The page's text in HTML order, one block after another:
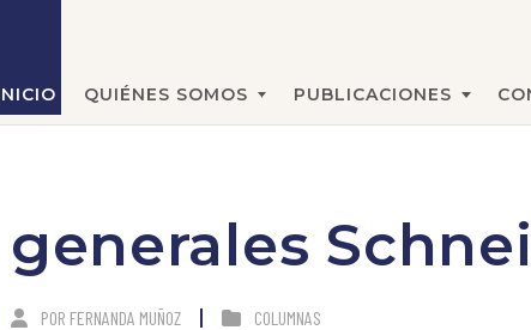
QUIÉNES SOMOS PUBLICACIONES
BUSCAR
generales
POR FERNANDA MUÑOZ COLUMNAS